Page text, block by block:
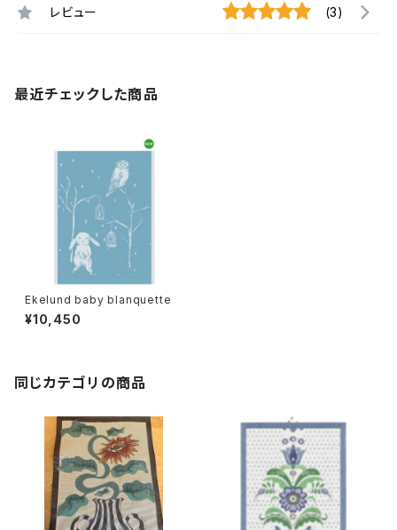
レビュー (3)
最近チェックした商品
Ekelund baby blanquette
¥10,450
同じカテゴリの商品